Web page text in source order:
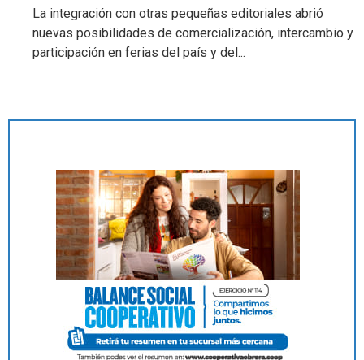
La integración con otras pequeñas editoriales abrió
nuevas posibilidades de comercialización, intercambio y
participación en ferias del país y del...